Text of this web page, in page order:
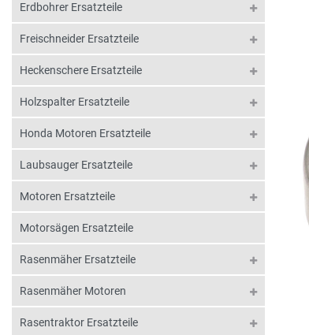
Erdbohrer Ersatzteile
Freischneider Ersatzteile
Heckenschere Ersatzteile
Holzspalter Ersatzteile
Honda Motoren Ersatzteile
Laubsauger Ersatzteile
Motoren Ersatzteile
Motorsägen Ersatzteile
Rasenmäher Ersatzteile
Rasenmäher Motoren
Rasentraktor Ersatzteile